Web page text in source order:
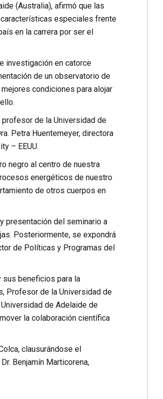
(Australia), afirmó que las
especiales frente
en la carrera por ser el
investigación en catorce
de un observatorio de
condiciones para alojar
de la Universidad de
Petra Huentemeyer, directora
– EEUU.
negro al centro de nuestra
energéticos de nuestro
de otros cuerpos en
presentación del seminario a
Posteriormente, se expondrá
de Políticas y Programas del
sus beneficios para la
Profesor de la Universidad de
de Adelaide de
la colaboración científica
clausurándose el
Benjamín Marticorena,